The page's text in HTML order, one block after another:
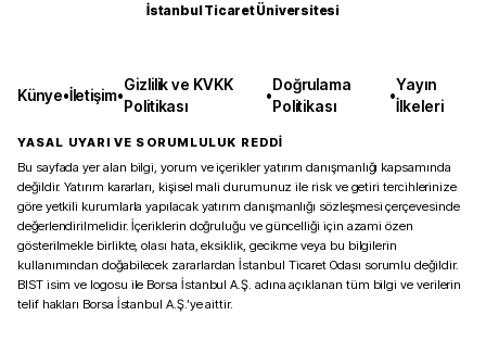
İstanbul Ticaret Üniversitesi
Künye•İletişim•
Gizlilik ve KVKK
Politikası
•
Doğrulama
Politikası
•
Yayın
İlkeleri
YASAL UYARI VE SORUMLULUK REDDİ
Bu sayfada yer alan bilgi, yorum ve içerikler yatırım danışmanlığı kapsamında
değildir. Yatırım kararları, kişisel mali durumunuz ile risk ve getiri tercihlerinize
göre yetkili kurumlarla yapılacak yatırım danışmanlığı sözleşmesi çerçevesinde
değerlendirilmelidir. İçeriklerin doğruluğu ve güncelliği için azami özen
gösterilmekle birlikte, olası hata, eksiklik, gecikme veya bu bilgilerin
kullanımından doğabilecek zararlardan İstanbul Ticaret Odası sorumlu değildir.
BIST isim ve logosu ile Borsa İstanbul A.Ş. adına açıklanan tüm bilgi ve verilerin
telif hakları Borsa İstanbul A.Ş.’ye aittir.